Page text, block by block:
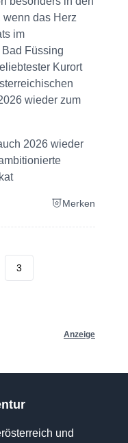
wenn das Herz
im
Füssing
Kurort
wieder zum
2026 wieder
Merken
3
Anzeige
und